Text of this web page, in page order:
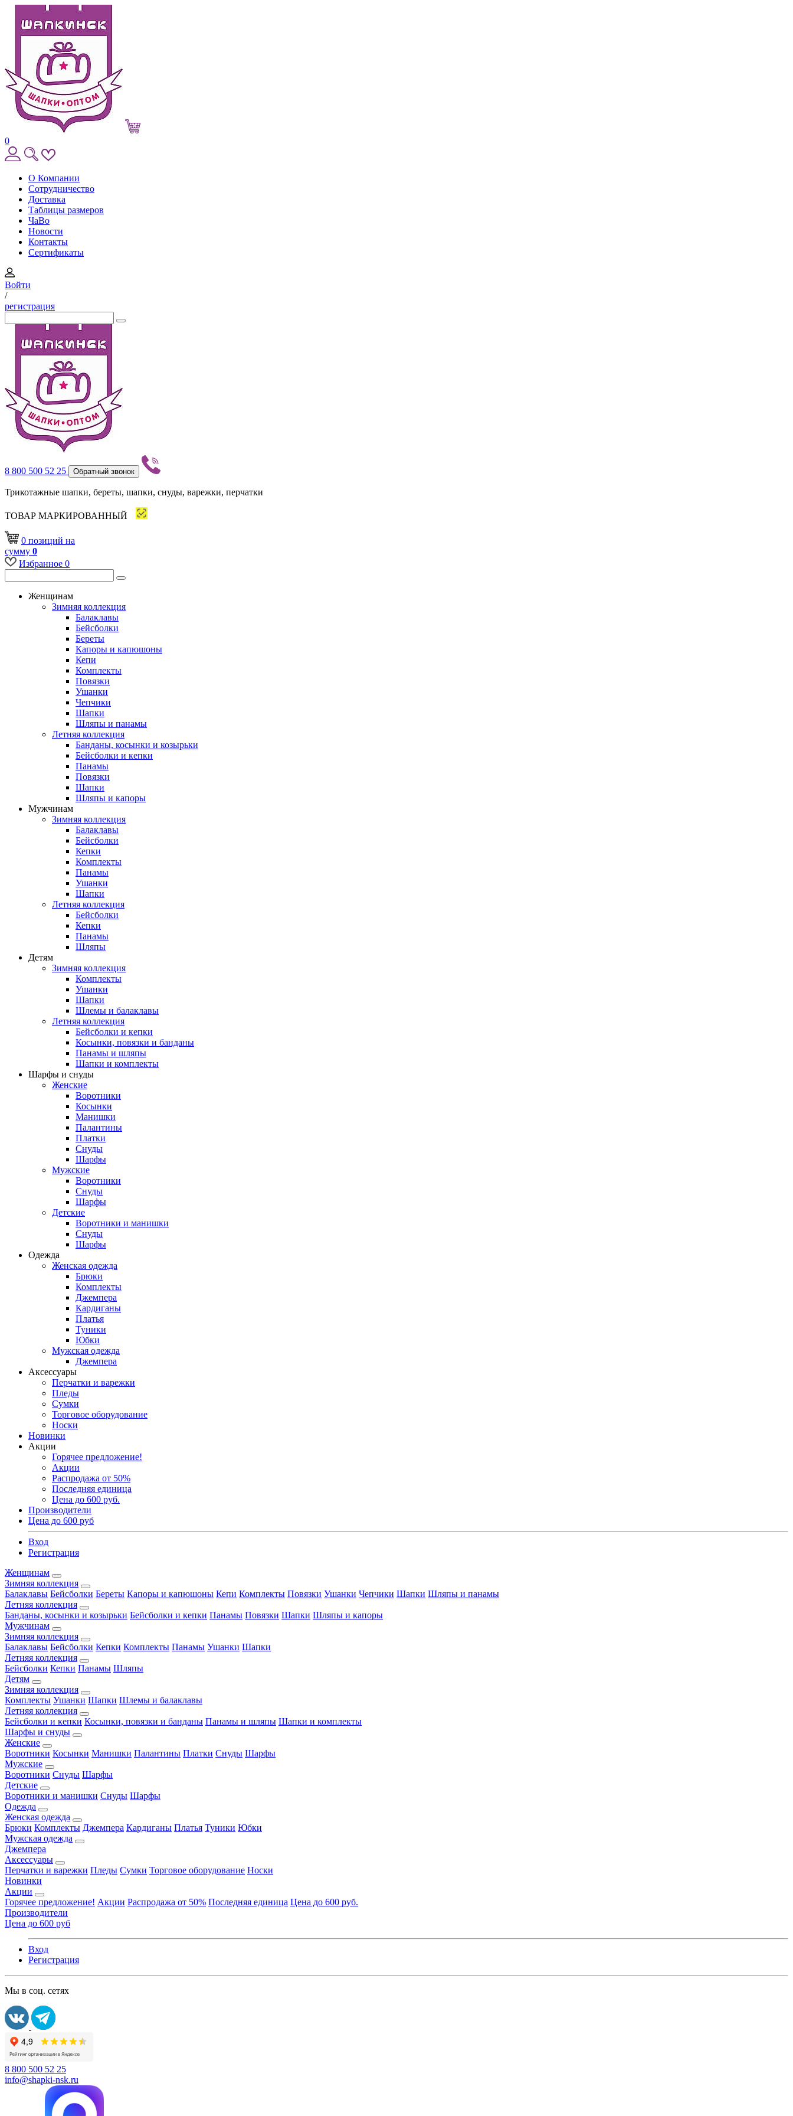
0
О Компании
Сотрудничество
Доставка
Таблицы размеров
ЧаВо
Новости
Контакты
Сертификаты
Войти
/
регистрация
8 800 500 52 25 Обратный звонок
Трикотажные шапки, береты, шапки, снуды, варежки, перчатки
ТОВАР МАРКИРОВАННЫЙ
0 позиций на
сумму 0
Избранное 0
Женщинам
Зимняя коллекция
Балаклавы
Бейсболки
Береты
Капоры и капюшоны
Кепи
Комплекты
Повязки
Ушанки
Чепчики
Шапки
Шляпы и панамы
Летняя коллекция
Банданы, косынки и козырьки
Бейсболки и кепки
Панамы
Повязки
Шапки
Шляпы и капоры
Мужчинам
Зимняя коллекция
Балаклавы
Бейсболки
Кепки
Комплекты
Панамы
Ушанки
Шапки
Летняя коллекция
Бейсболки
Кепки
Панамы
Шляпы
Детям
Зимняя коллекция
Комплекты
Ушанки
Шапки
Шлемы и балаклавы
Летняя коллекция
Бейсболки и кепки
Косынки, повязки и банданы
Панамы и шляпы
Шапки и комплекты
Шарфы и снуды
Женские
Воротники
Косынки
Манишки
Палантины
Платки
Снуды
Шарфы
Мужские
Воротники
Снуды
Шарфы
Детские
Воротники и манишки
Снуды
Шарфы
Одежда
Женская одежда
Брюки
Комплекты
Джемпера
Кардиганы
Платья
Туники
Юбки
Мужская одежда
Джемпера
Аксессуары
Перчатки и варежки
Пледы
Сумки
Торговое оборудование
Носки
Новинки
Акции
Горячее предложение!
Акции
Распродажа от 50%
Последняя единица
Цена до 600 руб.
Производители
Цена до 600 руб
Вход
Регистрация
Женщинам
Зимняя коллекция
Балаклавы Бейсболки Береты Капоры и капюшоны Кепи Комплекты Повязки Ушанки Чепчики Шапки Шляпы и панамы
Летняя коллекция
Банданы, косынки и козырьки Бейсболки и кепки Панамы Повязки Шапки Шляпы и капоры
Мужчинам
Зимняя коллекция
Балаклавы Бейсболки Кепки Комплекты Панамы Ушанки Шапки
Летняя коллекция
Бейсболки Кепки Панамы Шляпы
Детям
Зимняя коллекция
Комплекты Ушанки Шапки Шлемы и балаклавы
Летняя коллекция
Бейсболки и кепки Косынки, повязки и банданы Панамы и шляпы Шапки и комплекты
Шарфы и снуды
Женские
Воротники Косынки Манишки Палантины Платки Снуды Шарфы
Мужские
Воротники Снуды Шарфы
Детские
Воротники и манишки Снуды Шарфы
Одежда
Женская одежда
Брюки Комплекты Джемпера Кардиганы Платья Туники Юбки
Мужская одежда
Джемпера
Аксессуары
Перчатки и варежки Пледы Сумки Торговое оборудование Носки
Новинки
Акции
Горячее предложение! Акции Распродажа от 50% Последняя единица Цена до 600 руб.
Производители
Цена до 600 руб
Вход
Регистрация
Мы в соц. сетях
8 800 500 52 25
info@shapki-nsk.ru